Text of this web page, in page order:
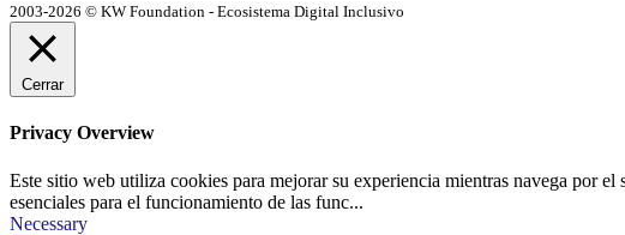
2003-2026 © KW Foundation - Ecosistema Digital Inclusivo
Cerrar
Privacy Overview
Este sitio web utiliza cookies para mejorar su experiencia mientras navega por
esenciales para el funcionamiento de las func...
Necessary